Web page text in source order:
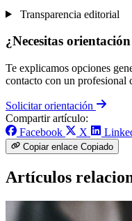
Transparencia editorial
¿Necesitas
Te explicamos opciones
contacto con un profesional
Solicitar orientación
Compartir artículo:
Facebook
X
Copiar enlace Copiado
Artículos